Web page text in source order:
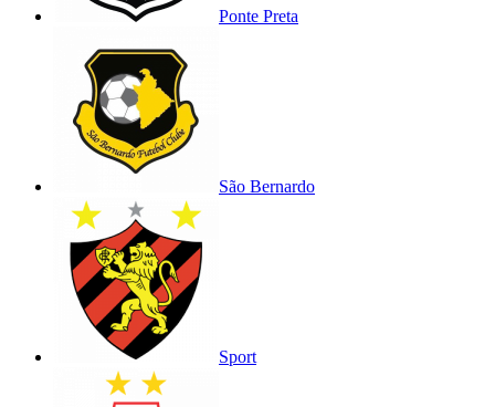
Ponte Preta
São Bernardo
Sport